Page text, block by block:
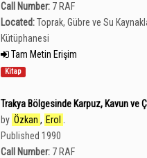
Call Number: 7 RAF
Located:Toprak, Gübre ve Su
Kütüphanesi
Tam Metin Erişim
Kitap
Trakya Bölgesinde Karpuz, Kavun ve
by Özkan , Erol
Published 1990
Call Number: 7 RAF